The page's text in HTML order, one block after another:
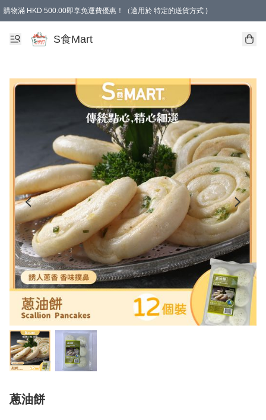
購物滿 HKD 500.00即享免運費優惠！（適用於 特定的送貨方式 )
S食Mart
蔥油餅